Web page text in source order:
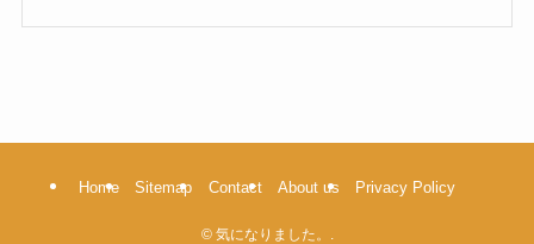
Home Sitemap Contact About us Privacy Policy
©気になりました。.